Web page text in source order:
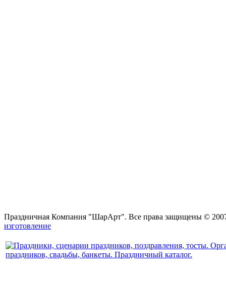
Праздничная Компания "ШарАрт". Все права защищены ©
изготовление